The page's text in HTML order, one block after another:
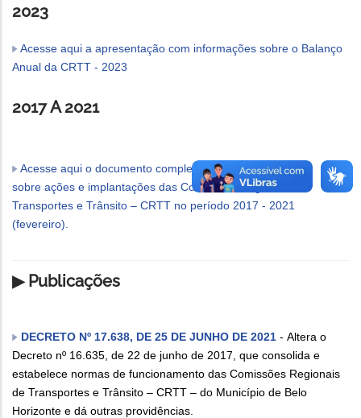
2023
Acesse aqui a apresentação com informações sobre o Balanço
Anual da CRTT - 2023
2017 A 2021
Acesse aqui o documento completo com as informações
sobre ações e implantações das Comissões Regionais de
Transportes e Trânsito – CRTT no período 2017 - 2021
(fevereiro).
▶ Publicações
DECRETO Nº 17.638, DE 25 DE JUNHO DE 2021 - Altera o
Decreto nº 16.635, de 22 de junho de 2017, que consolida e
estabelece normas de funcionamento das Comissões Regionais
de Transportes e Trânsito – CRTT – do Município de Belo
Horizonte e dá outras providências.